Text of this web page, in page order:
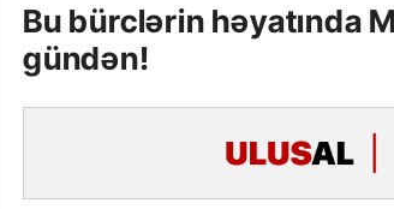
Bu bürclərin həyatında
gündən!